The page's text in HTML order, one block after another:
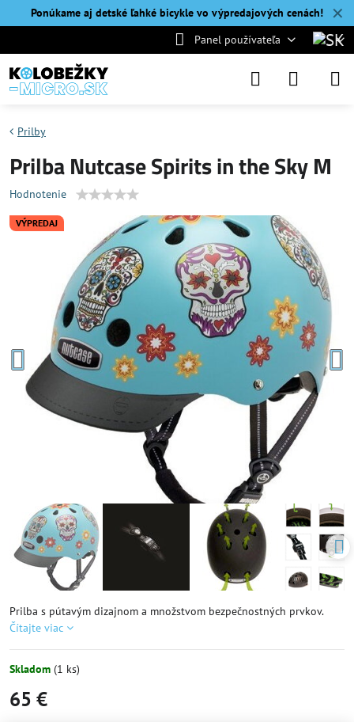
✕
Ponúkame aj detské ľahké bicykle vo výpredajových cenách!
Panel používateľa
VÝPREDAJ
Prilby
Prilba Nutcase Spirits in the Sky M
Hodnotenie
Prilba s pútavým dizajnom a množstvom bezpečnostných prvkov.
Čítajte viac
Skladom (1 ks)
65 €